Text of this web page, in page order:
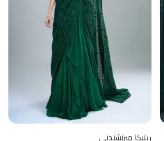
ريتيكا ميرتشندني